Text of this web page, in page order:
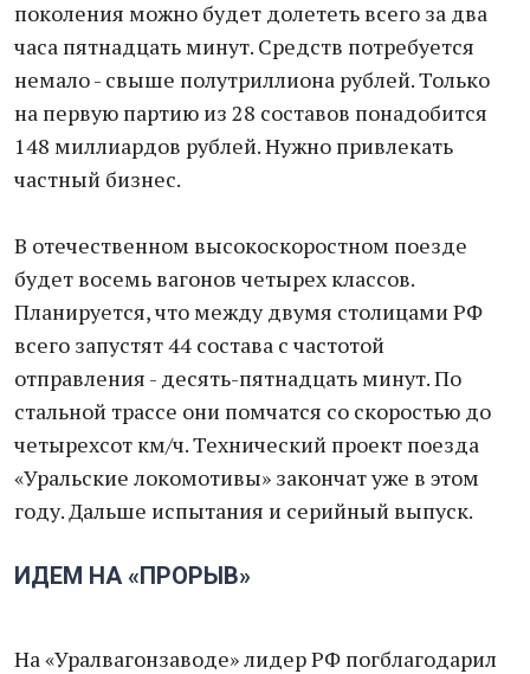
поколения можно будет долететь всего за два
часа пятнадцать минут. Средств потребуется
немало - свыше полутриллиона рублей. Только
на первую партию из 28 составов понадобится
148 миллиардов рублей. Нужно привлекать
частный бизнес.
В отечественном высокоскоростном поезде
будет восемь вагонов четырех классов.
Планируется, что между двумя столицами РФ
всего запустят 44 состава с частотой
отправления - десять-пятнадцать минут. По
стальной трассе они помчатся со скоростью до
четырехсот км/ч. Технический проект поезда
«Уральские локомотивы» закончат уже в этом
году. Дальше испытания и серийный выпуск.
ИДЕМ НА «ПРОРЫВ»
На «Уралвагонзаводе» лидер РФ погблагодарил